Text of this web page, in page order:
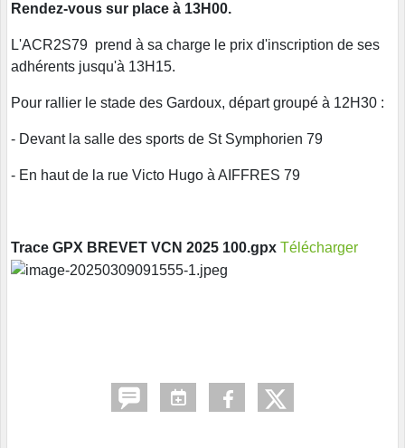
Rendez-vous sur place à 13H00.
L'ACR2S79 prend à sa charge le prix d'inscription de ses
adhérents jusqu'à 13H15.
Pour rallier le stade des Gardoux, départ groupé à 12H30 :
- Devant la salle des sports de St Symphorien 79
- En haut de la rue Victo Hugo à AIFFRES 79
Trace GPX BREVET VCN 2025 100.gpx Télécharger